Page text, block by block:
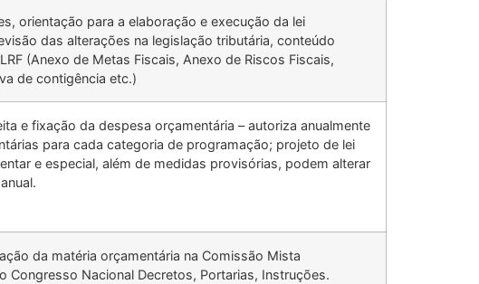
orientação para a elaboração e execução da lei
das alterações na legislação tributária, conteúdo
(Anexo de Metas Fiscais, Anexo de Riscos Fiscais,
de contigência etc.)
e fixação da despesa orçamentária – autoriza anualmente
para cada categoria de programação; projeto de lei
e especial, além de medidas provisórias, podem alterar
da matéria orçamentária na Comissão Mista
Congresso Nacional Decretos, Portarias, Instruções.